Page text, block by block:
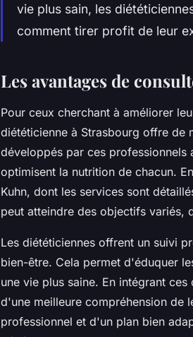
vie plus sain, les
comment tirer profit de leur
Les avantages de
Pour ceux cherchant à améliorer
diététicienne à Strasbourg offre de
développés par ces
optimisent la nutrition de chacun.
Kuhn, dont les services sont
peut atteindre des objectifs variés,
Les diététiciennes offrent un suivi
bien-être. Cela permet d'éduquer
une vie plus saine. En intégrant
d'une meilleure compréhension de
professionnel et d'un plan bien